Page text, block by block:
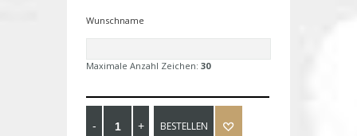
Wunschname
Maximale Anzahl Zeichen: 30
BESTELLEN